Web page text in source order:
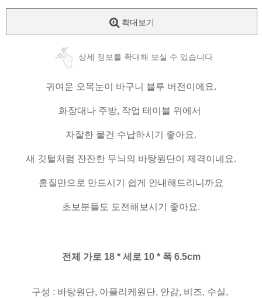
확대보기
상세 정보를 확대해 보실 수 있습니다
귀여운 오목눈이 바구니 블루 버전이에요.
화장대나 주방, 작업 테이블 위에서
자잘한 물건 수납하시기 좋아요.
새 깃털처럼 잔잔한 무늬의 바탕원단이 제격이네요.
홈질만으로 만드시기 쉽게 안내해드리니까요
초보분들도 도전해보시기 좋아요.
전체 가로 18 * 세로 10 * 폭 6.5cm
구성 : 바탕원단, 아플리케원단, 안감, 비즈, 수실,